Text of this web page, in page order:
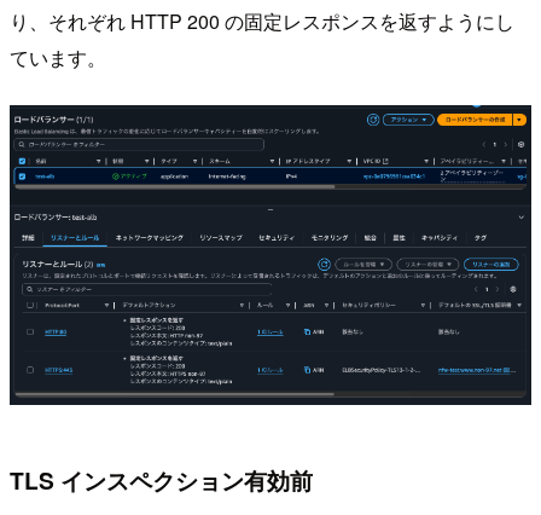
り、それぞれ HTTP 200 の固定レスポンスを返すようにし
ています。
TLS インスペクション有効前